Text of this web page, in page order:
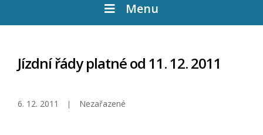
Menu
Jízdní řády platné od 11. 12. 2011
6. 12. 2011 Nezařazené